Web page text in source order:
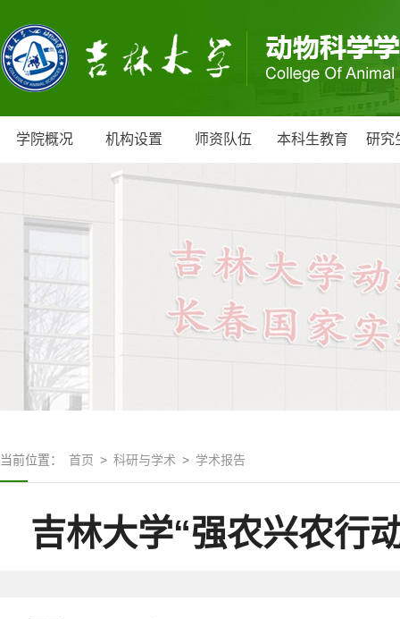
学院概况 机构设置 师资队伍 本科生教育 研究
当前位置： 首页 > 科研与学术 > 学术报告
吉林大学“强农兴农行